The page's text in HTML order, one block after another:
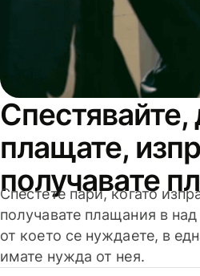
Спестявайте,
плащате,
получавате
Спестете пари, когато
получавате плащания в
от което се нуждаете, в
имате нужда от нея.